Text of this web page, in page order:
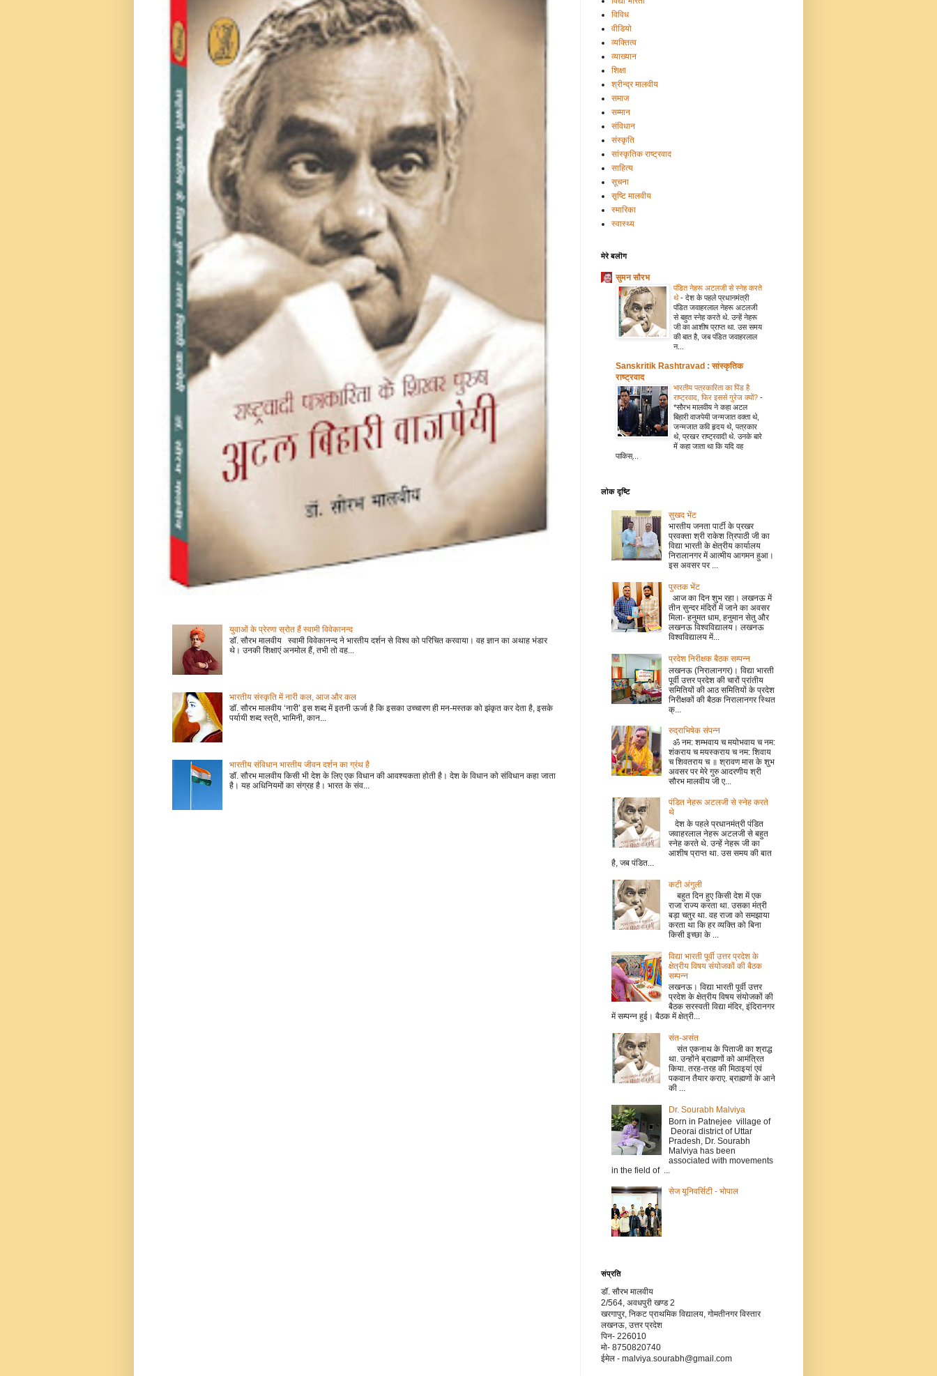
युवाओं के प्रेरणा स्रोत हैं स्वामी विवेकानन्द
डॉ. सौरभ मालवीय स्वामी विवेकानन्द ने भारतीय दर्शन से विश्व को परिचित करवाया। वह ज्ञान का अथाह भंडार
थे। उनकी शिक्षाएं अनमोल हैं, तभी तो वह...
भारतीय संस्कृति में नारी कल, आज और कल
डॉ. सौरभ मालवीय ‘नारी’ इस शब्द में इतनी ऊर्जा है कि इसका उच्चारण ही मन-मस्तक को झंकृत कर देता है, इसके
पर्यायी शब्द स्त्री, भामिनी, कान...
भारतीय संविधान भारतीय जीवन दर्शन का ग्रंथ है
डॉ. सौरभ मालवीय किसी भी देश के लिए एक विधान की आवश्यकता होती है। देश के विधान को संविधान कहा जाता
है। यह अधिनियमों का संग्रह है। भारत के संव...
विविध
वीडियो
व्यक्तित्व
व्याख्यान
शिक्षा
श्रीन्द्र मालवीय
समाज
सम्मान
संविधान
संस्कृति
सांस्कृतिक राष्ट्रवाद
साहित्य
सूचना
सृष्टि मालवीय
स्मारिका
स्वास्थ्य
मेरे बलॊग
सुमन सौरभ
पंडित नेहरू अटलजी से स्नेह करते
थे- देश के पहले प्रधानमंत्री
पंडित जवाहरलाल नेहरू अटलजी
से बहुत स्नेह करते थे. उन्हें नेहरू
जी का आशीष प्राप्त था. उस समय
की बात है, जब पंडित जवाहरलाल
न...
Sanskritik Rashtravad : सांस्कृतिक
राष्ट्रवाद
भारतीय पत्रकारिता का पिंड है
राष्ट्रवाद, फिर इससे गुरेज क्यों? -
*सौरभ मालवीय ने कहा अटल
बिहारी वाजपेयी जन्मजात वक्ता थे,
जन्मजात कवि हृदय थे, पत्रकार
थे, प्रखर राष्ट्रवादी थे. उनके बारे
में कहा जाता था कि यदि वह
पाकिस्...
लोक दृष्टि
सुखद भेंट
भारतीय जनता पार्टी के प्रखर
प्रवक्ता श्री राकेश त्रिपाठी जी का
विद्या भारती के क्षेत्रीय कार्यालय
निरालानगर में आत्मीय आगमन हुआ।
इस अवसर पर ...
पुस्तक भेंट
आज का दिन शुभ रहा। लखनऊ में
तीन सुन्दर मंदिरों में जाने का अवसर
मिला- हनुमत धाम, हनुमान सेतु और
लखनऊ विश्वविद्यालय। लखनऊ
विश्वविद्यालय में...
प्रदेश निरीक्षक बैठक सम्पन्न
लखनऊ (निरालानगर)। विद्या भारती
पूर्वी उत्तर प्रदेश की चारों प्रांतीय
समितियों की आठ समितियों के प्रदेश
निरीक्षकों की बैठक निरालानगर स्थित
क्...
रुद्राभिषेक संपन्न
ॐ नम: शम्भवाय च मयोभवाय च नम:
शंकराय च मयस्कराय च नम: शिवाय
च शिवतराय च ॥ श्रावण मास के शुभ
अवसर पर मेरे गुरु आदरणीय श्री
सौरभ मालवीय जी ए...
पंडित नेहरू अटलजी से स्नेह करते
थे
देश के पहले प्रधानमंत्री पंडित
जवाहरलाल नेहरू अटलजी से बहुत
स्नेह करते थे. उन्हें नेहरू जी का
आशीष प्राप्त था. उस समय की बात
है, जब पंडित...
कटी अंगुली
बहुत दिन हुए किसी देश में एक
राजा राज्य करता था. उसका मंत्री
बड़ा चतुर था. वह राजा को समझाया
करता था कि हर व्यक्ति को बिना
किसी इच्छा के ...
विद्या भारती पूर्वी उत्तर प्रदेश के
क्षेत्रीय विषय संयोजकों की बैठक
सम्पन्न
लखनऊ। विद्या भारती पूर्वी उत्तर
प्रदेश के क्षेत्रीय विषय संयोजकों की
बैठक सरस्वती विद्या मंदिर, इंदिरानगर
में सम्पन्न हुई। बैठक में क्षेत्री...
संत-असंत
संत एकनाथ के पिताजी का श्राद्ध
था. उन्होंने ब्राह्मणों को आमंत्रित
किया. तरह-तरह की मिठाइयां एवं
पकवान तैयार कराए. ब्राह्मणों के आने
की ...
Dr. Sourabh Malviya
Born in Patnejee village of
Deorai district of Uttar
Pradesh, Dr. Sourabh
Malviya has been
associated with movements
in the field of ...
सेज यूनिवर्सिटी - भोपाल
संप्रति
डॉ. सौरभ मालवीय
2/564, अवधपुरी खण्ड 2
खरगापुर, निकट प्राथमिक विद्यालय, गोमतीनगर विस्तार
लखनऊ, उत्तर प्रदेश
पिन- 226010
मो- 8750820740
ईमेल - malviya.sourabh@gmail.com